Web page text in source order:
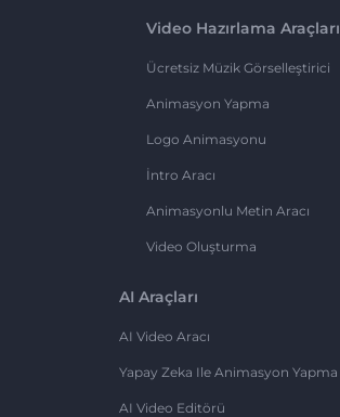
Video Hazırlama Araçları
Ücretsiz Müzik Görselleştirici
Animasyon Yapma
Logo Animasyonu
İntro Aracı
Animasyonlu Metin Aracı
Video Oluşturma
AI Araçları
AI Video Aracı
Yapay Zeka Ile Animasyon Yapma
AI Video Editörü